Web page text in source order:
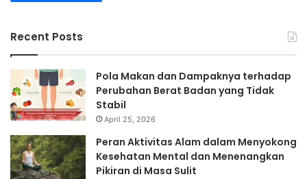
Recent Posts
Pola Makan dan Dampaknya terhadap
Perubahan Berat Badan yang Tidak
Stabil
April 25, 2026
Peran Aktivitas Alam dalam Menyokong
Kesehatan Mental dan Menenangkan
Pikiran di Masa Sulit